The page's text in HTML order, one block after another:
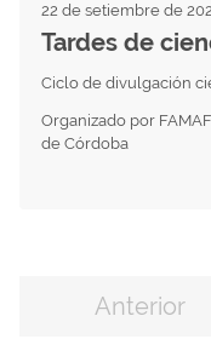
22 de setiembre de
Tardes de
Ciclo de divulgación
Organizado por
de Córdoba
Anterior